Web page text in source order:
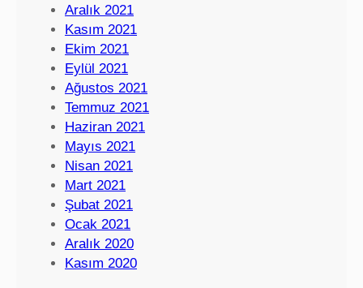
Aralık 2021
Kasım 2021
Ekim 2021
Eylül 2021
Ağustos 2021
Temmuz 2021
Haziran 2021
Mayıs 2021
Nisan 2021
Mart 2021
Şubat 2021
Ocak 2021
Aralık 2020
Kasım 2020